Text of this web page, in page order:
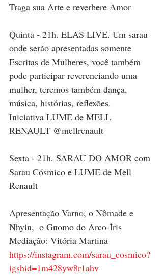
Traga sua Arte e reverbere Amor
Quinta - 21h. ELAS LIVE. Um sarau
onde serão apresentadas somente
Escritas de Mulheres, você também
pode participar reverenciando uma
mulher, teremos também dança,
música, histórias, reflexões.
Iniciativa LUME de MELL
RENAULT @mellrenault
Sexta - 21h. SARAU DO AMOR com
Sarau Cósmico e LUME de Mell
Renault
Apresentação Varno, o Nômade e
Nhyin,  o Gnomo do Arco-Íris
Mediação: Vitória Martina
https://instagram.com/sarau_cosmico?
igshid=1m428yw8r1ahv